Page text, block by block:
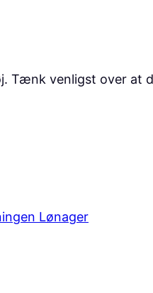
Tænk venligst over at
Lønager